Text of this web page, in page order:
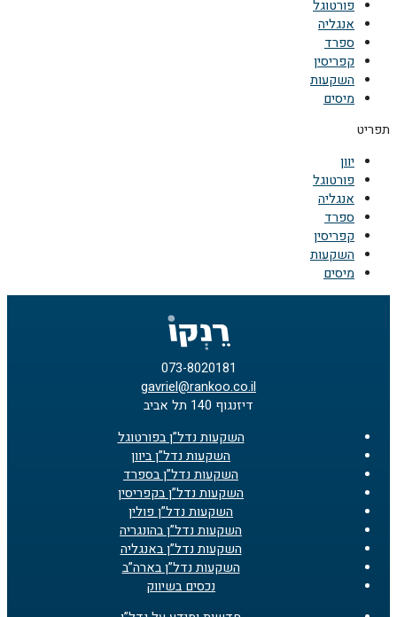
פורטוגל
אנגליה
ספרד
קפריסין
השקעות
מיסים
תפריט
יוון
פורטוגל
אנגליה
ספרד
קפריסין
השקעות
מיסים
073-8020181
gavriel@rankoo.co.il
דיזנגוף 140 תל אביב
השקעות נדל”ן בפורטוגל
השקעות נדל”ן ביוון
השקעות נדל”ן בספרד
השקעות נדל”ן בקפריסין
השקעות נדל”ן פולין
השקעות נדל”ן בהונגריה
השקעות נדל”ן באנגליה
השקעות נדל”ן בארה”ב
נכסים בשיווק